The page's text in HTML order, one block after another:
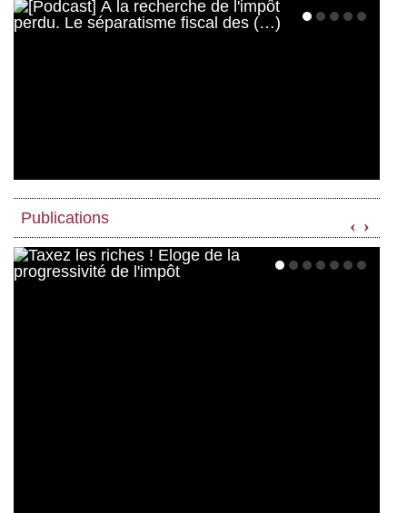
Publications ‹ ›